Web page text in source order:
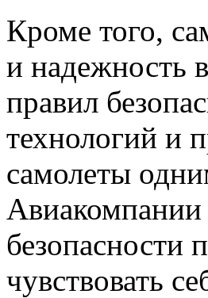
Кроме того,
и надежность
правил
технологий и
самолеты
Авиакомпании
безопасности
чувствовать